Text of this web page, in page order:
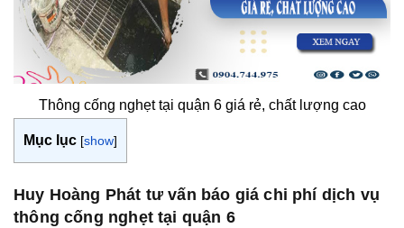
Thông cống nghẹt tại quận 6 giá rẻ, chất lượng cao
Mục lục [show]
Huy Hoàng Phát tư vấn báo giá chi phí dịch vụ
thông cống nghẹt tại quận 6